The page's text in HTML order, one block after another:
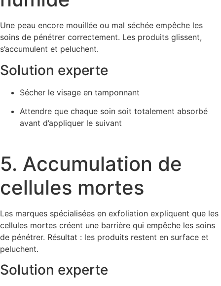
Une peau encore mouillée ou mal séchée empêche les
soins de pénétrer correctement. Les produits glissent,
s’accumulent et peluchent.
Solution experte
Sécher le visage en tamponnant
Attendre que chaque soin soit totalement absorbé
avant d’appliquer le suivant
5. Accumulation de
cellules mortes
Les marques spécialisées en exfoliation expliquent que les
cellules mortes créent une barrière qui empêche les soins
de pénétrer. Résultat : les produits restent en surface et
peluchent.
Solution experte